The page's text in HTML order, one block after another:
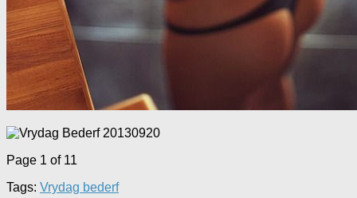
Page 1 of 11
Tags: Vrydag bederf